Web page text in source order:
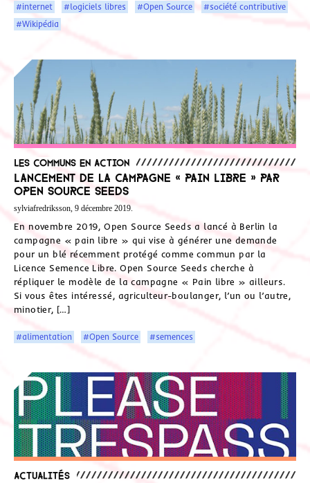
#internet #logiciels libres #Open Source
#société contributive
#Wikipédia
Les communs en action
Lancement de la campagne « Pain Libre » par
Open Source Seeds
sylviafredriksson, 9 décembre 2019.
En novembre 2019, Open Source Seeds a lancé à Berlin la
campagne « pain libre » qui vise à générer une demande
pour un blé récemment protégé comme commun par la
Licence Semence Libre. Open Source Seeds cherche à
répliquer le modèle de la campagne « Pain libre » ailleurs.
Si vous êtes intéressé, agriculteur-boulanger, l’un ou l’autre,
minotier, […]
#alimentation #Open Source #semences
Actualités